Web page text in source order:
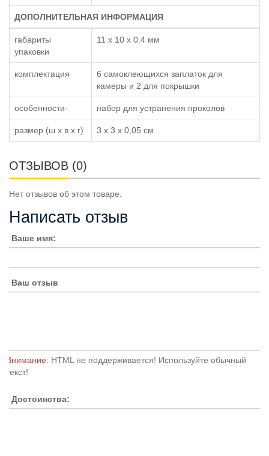
ДОПОЛНИТЕЛЬНАЯ ИНФОРМАЦИЯ
габариты
упаковки
11 x 10 x 0.4 мм
комплектация
6 самоклеющихся заплаток для
камеры и 2 для покрышки
особенности- набор для устранения проколов
размер (ш x в x г) 3 x 3 x 0,05 см
ОТЗЫВОВ (0)
Нет отзывов об этом товаре.
Написать отзыв
Ваше имя:
Ваш отзыв
Внимание: HTML не поддерживается! Используйте обычный
текст!
Достоинства: